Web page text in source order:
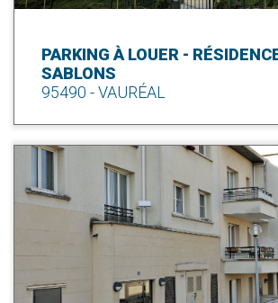
PARKING À LOUER -
SABLONS
95490 - VAURÉAL